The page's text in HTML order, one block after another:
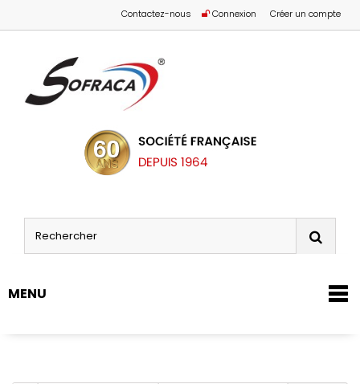
Créer un compte
Connexion
Contactez-nous
MENU